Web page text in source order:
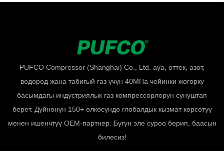
PUFCO Compressor (Shanghai) Co., Ltd. ауа, оттек, азот,
водород жана табигый газ үчүн 40МПа чейинки жогорку
басымдагы индустриялык газ компрессорлорун сунуштап
берет. Дүйнөнүн 150+ өлкөсүндө глобалдык кызмат көрсөтүү
менен ишенчтүү OEM-партнер. Бүгүн эле суроо берип, баасын
билесиз!